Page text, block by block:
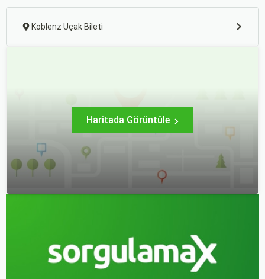
Koblenz Uçak Bileti
Haritada Görüntüle